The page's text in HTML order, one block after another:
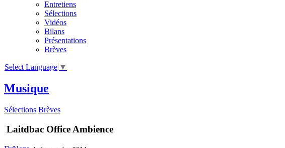
Entretiens
Sélections
Vidéos
Bilans
Présentations
Brèves
Select Language ▼
Musique
Sélections Brèves
Laitdbac Office Ambience